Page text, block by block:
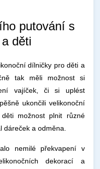
putování s
děti
dílničky pro děti a
tak měli možnost si
vajíček, či si uplést
ukončili velikonoční
možnost plnit různé
dáreček a odměna.
nemilé překvapení v
dekorací a